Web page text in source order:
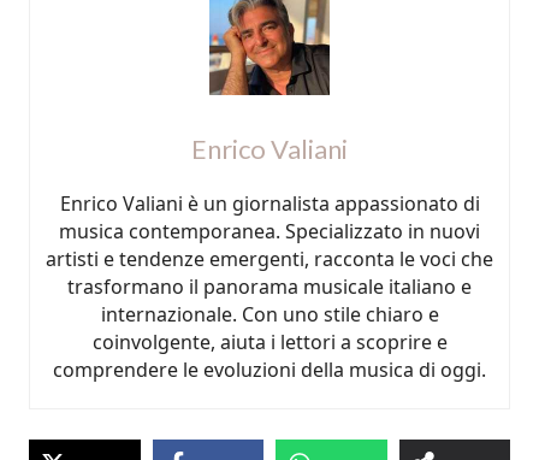
Enrico Valiani
Enrico Valiani è un giornalista appassionato di
musica contemporanea. Specializzato in nuovi
artisti e tendenze emergenti, racconta le voci che
trasformano il panorama musicale italiano e
internazionale. Con uno stile chiaro e
coinvolgente, aiuta i lettori a scoprire e
comprendere le evoluzioni della musica di oggi.